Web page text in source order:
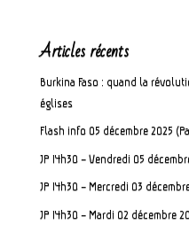
Articles récents
Burkina Faso : quand la
églises
Flash info 05 décembre 2025
JP 14h30 – Vendredi 05
JP 14h30 – Mercredi 03
JP 14h30 – Mardi 02 décembre